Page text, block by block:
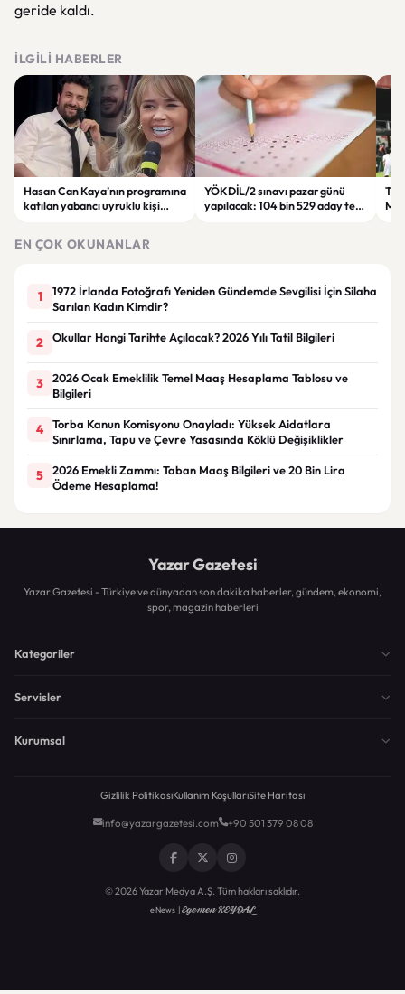
geride kaldı.
İLGILI HABERLER
Hasan Can Kaya’nın programına
katılan yabancı uyruklu kişi
YÖKDİL/2 sınavı pazar günü
yapılacak: 104 bin 529 aday ter
EN ÇOK OKUNANLAR
1
1972 İrlanda Fotoğrafı Yeniden Gündemde Sevgilisi İçin Silaha
Sarılan Kadın Kimdir?
2 Okullar Hangi Tarihte Açılacak? 2026 Yılı Tatil Bilgileri
3
2026 Ocak Emeklilik Temel Maaş Hesaplama Tablosu ve
Bilgileri
4
Torba Kanun Komisyonu Onayladı: Yüksek Aidatlara
Sınırlama, Tapu ve Çevre Yasasında Köklü Değişiklikler
5
2026 Emekli Zammı: Taban Maaş Bilgileri ve 20 Bin Lira
Ödeme Hesaplama!
Yazar Gazetesi
Yazar Gazetesi - Türkiye ve dünyadan son dakika haberler, gündem, ekonomi,
spor, magazin haberleri
Kategoriler
Servisler
Kurumsal
Gizlilik PolitikasıKullanım KoşullarıSite Haritası
info@yazargazetesi.com +90 501 379 08 08
© 2026 Yazar Medya A.Ş. Tüm hakları saklıdır.
eNews |Egemen KEYDAL